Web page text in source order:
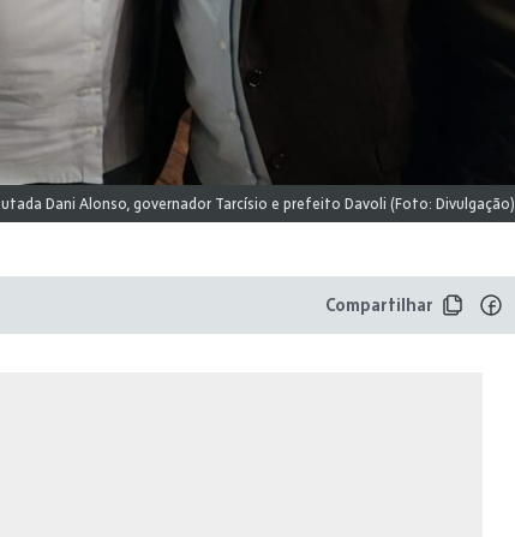
Dani Alonso, governador Tarcísio e prefeito Davoli (Foto: Divulgação)
Compartilhar